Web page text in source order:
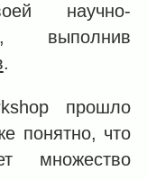
научно-
выполнив
.
прошло
понятно, что
множество